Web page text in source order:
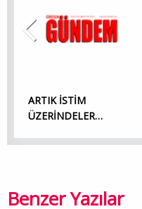
ARTIK İSTİM
ÜZERİNDELER…
Benzer Yazılar